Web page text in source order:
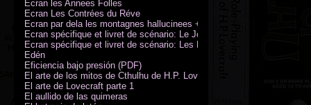
Ecran les Annees Folles
Ecran Les Contrées du Réve
Ecran par dela les montagnes hallucinees + kit d'expedition
Ecran spécifique et livret de scénario: Le Jour de la Bête
Ecran spécifique et livret de scénario: Les Masques de Nyarlathotep
Edén
Eficiencia bajo presión (PDF)
El arte de los mitos de Cthulhu de H.P. Lovecraft
El arte de Lovecraft parte 1
El aullido de las quimeras